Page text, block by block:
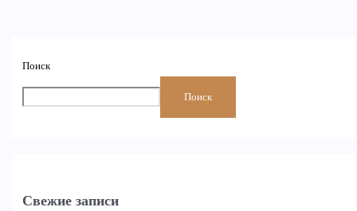
Поиск
Поиск
Свежие записи